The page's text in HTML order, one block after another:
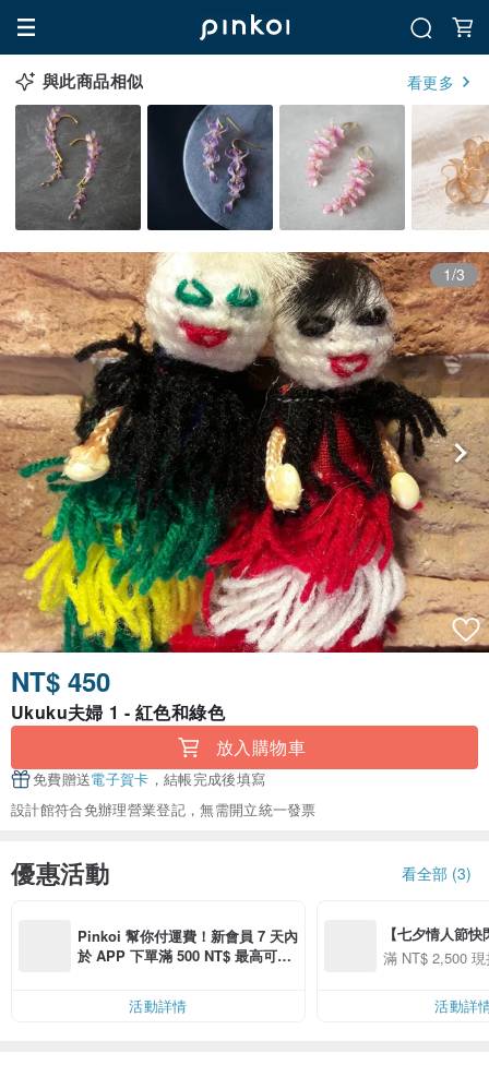
與此商品相似 看更多
1/3
NT$ 450
Ukuku夫婦 1 - 紅色和綠色
放入購物車
免費贈送電子賀卡 ，結帳完成後填寫
設計館符合免辦理營業登記，無需開立統一發票
優惠活動 看全部 (3)
Pinkoi 幫你付運費！新會員 7 天內
於 APP 下單滿 500 NT$ 最高可折
活動詳情
【七夕情人節
用 APP 購買任
00 現折 NT$100
滿 NT$ 2,500
活動詳